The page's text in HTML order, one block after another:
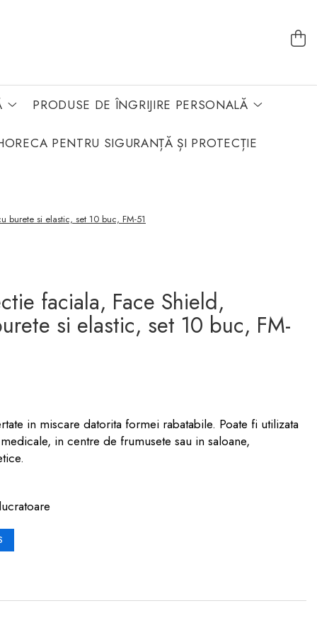
PRODUSE DE ÎNGRIJIRE PERSONALĂ
PENTRU SIGURANȚĂ ȘI PROTECȚIE
si elastic, set 10 buc, FM-51
faciala, Face Shield,
si elastic, set 10 buc, FM-
in miscare datorita formei rabatabile. Poate fi utilizata
in centre de frumusete sau in saloane,